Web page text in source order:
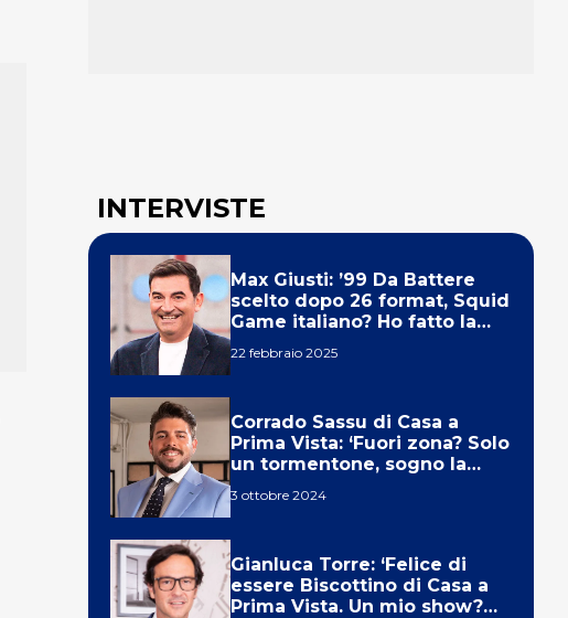
INTERVISTE
Max Giusti: ’99 Da Battere
scelto dopo 26 format, Squid
Game italiano? Ho fatto la
22 febbraio 2025
Corrado Sassu di Casa a
Prima Vista: ‘Fuori zona? Solo
un tormentone, sogno la
3 ottobre 2024
Gianluca Torre: ‘Felice di
essere Biscottino di Casa a
Prima Vista. Un mio show?